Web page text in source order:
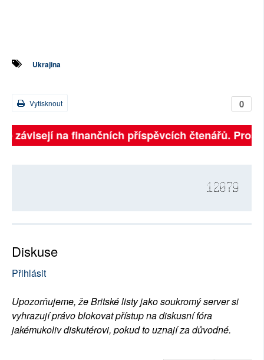
Ukrajina
0
Vytisknout
závisejí na finančních příspěvcích čtenářů.
12079
Diskuse
Přihlásit
Upozorňujeme, že Britské listy jako soukromý server si
vyhrazují právo blokovat přístup na diskusní fóra
jakémukoliv diskutérovi, pokud to uznají za důvodné.